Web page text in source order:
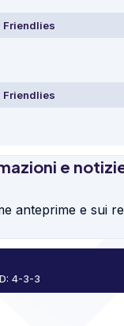
Friendlies
Friendlies
e
anteprime e sui
4-3-3